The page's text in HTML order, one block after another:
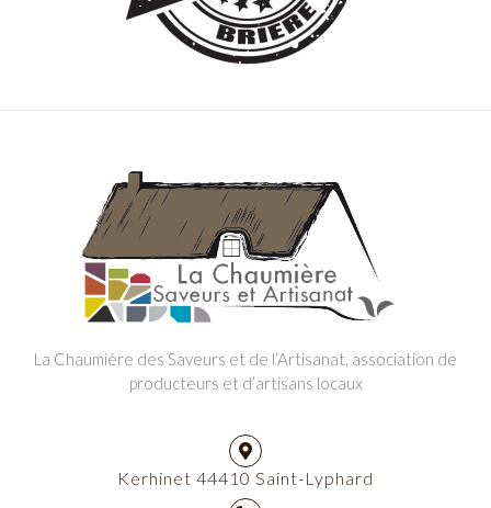
La Chaumière des Saveurs et de l’Artisanat, association de
producteurs et d’artisans locaux
Kerhinet 44410 Saint-Lyphard